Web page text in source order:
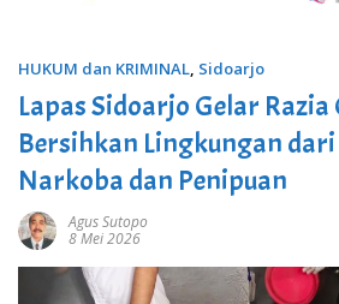
HUKUM dan KRIMINAL, Sidoarjo
Lapas Sidoarjo Gelar
Bersihkan Lingkungan dari
Narkoba dan Penipuan
Agus Sutopo
8 Mei 2026